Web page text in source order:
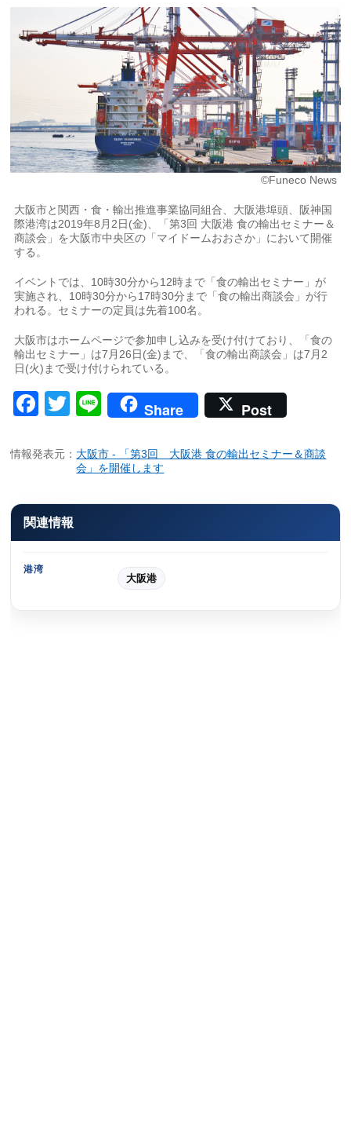
©Funeco News
大阪市と関西・食・輸出推進事業協同組合、大阪港埠頭、阪神国
際港湾は2019年8月2日(金)、「第3回 大阪港 食の輸出セミナー＆
商談会」を大阪市中央区の「マイドームおおさか」において開催
する。
イベントでは、10時30分から12時まで「食の輸出セミナー」が
実施され、10時30分から17時30分まで「食の輸出商談会」が行
われる。セミナーの定員は先着100名。
大阪市はホームページで参加申し込みを受け付けており、「食の
輸出セミナー」は7月26日(金)まで、「食の輸出商談会」は7月2
日(火)まで受け付けられている。
Facebook
Twitter
LineShare Post
情報発表元： 大阪市 - 「第3回 大阪港 食の輸出セミナー＆商談
会」を開催します
関連情報
港湾
大阪港